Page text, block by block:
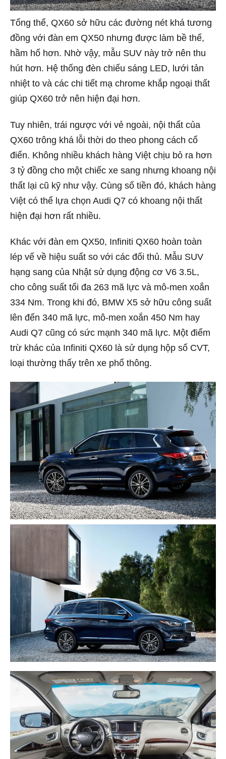
Tổng thể, QX60 sở hữu các đường nét khá tương
đồng với đàn em QX50 nhưng được làm bề thế,
hầm hố hơn. Nhờ vậy, mẫu SUV này trở nên thu
hút hơn. Hệ thống đèn chiếu sáng LED, lưới tản
nhiệt to và các chi tiết mạ chrome khắp ngoại thất
giúp QX60 trở nên hiện đại hơn.
Tuy nhiên, trái ngược với vẻ ngoài, nội thất của
QX60 trông khá lỗi thời do theo phong cách cổ
điển. Không nhiều khách hàng Việt chịu bỏ ra hơn
3 tỷ đồng cho một chiếc xe sang nhưng khoang nội
thất lại cũ kỹ như vậy. Cùng số tiền đó, khách hàng
Việt có thể lựa chọn Audi Q7 có khoang nội thất
hiện đại hơn rất nhiều.
Khác với đàn em QX50, Infiniti QX60 hoàn toàn
lép vế về hiệu suất so với các đối thủ. Mẫu SUV
hạng sang của Nhật sử dụng động cơ V6 3.5L,
cho công suất tối đa 263 mã lực và mô-men xoắn
334 Nm. Trong khi đó, BMW X5 sở hữu công suất
lên đến 340 mã lực, mô-men xoắn 450 Nm hay
Audi Q7 cũng có sức mạnh 340 mã lực. Một điểm
trừ khác của Infiniti QX60 là sử dụng hộp số CVT,
loại thường thấy trên xe phổ thông.